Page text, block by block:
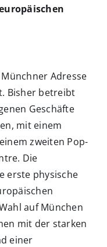
Adresse
Bisher betreibt
Geschäfte
mit einem
zweiten Pop-
Die
erste physische
auf München
mit der starken
einer